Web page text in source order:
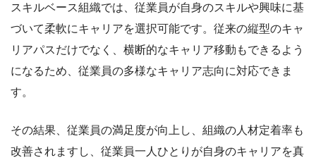
スキルベース組織では、従業員が自身のスキルや興味に基
づいて柔軟にキャリアを選択可能です。従来の縦型のキャ
リアパスだけでなく、横断的なキャリア移動もできるよう
になるため、従業員の多様なキャリア志向に対応できま
す。
その結果、従業員の満足度が向上し、組織の人材定着率も
改善されますし、従業員一人ひとりが自身のキャリアを真